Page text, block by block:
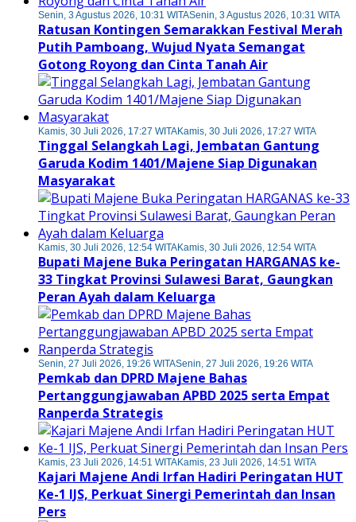
Senin, 3 Agustus 2026, 10:31 WITASenin, 3 Agustus 2026, 10:31 WITA
Ratusan Kontingen Semarakkan Festival Merah
Putih Pamboang, Wujud Nyata Semangat
Gotong Royong dan Cinta Tanah Air
Kamis, 30 Juli 2026, 17:27 WITAKamis, 30 Juli 2026, 17:27 WITA
Tinggal Selangkah Lagi, Jembatan Gantung
Garuda Kodim 1401/Majene Siap Digunakan
Masyarakat
Kamis, 30 Juli 2026, 12:54 WITAKamis, 30 Juli 2026, 12:54 WITA
Bupati Majene Buka Peringatan HARGANAS ke-
33 Tingkat Provinsi Sulawesi Barat, Gaungkan
Peran Ayah dalam Keluarga
Senin, 27 Juli 2026, 19:26 WITASenin, 27 Juli 2026, 19:26 WITA
Pemkab dan DPRD Majene Bahas
Pertanggungjawaban APBD 2025 serta Empat
Ranperda Strategis
Kamis, 23 Juli 2026, 14:51 WITAKamis, 23 Juli 2026, 14:51 WITA
Kajari Majene Andi Irfan Hadiri Peringatan HUT
Ke-1 IJS, Perkuat Sinergi Pemerintah dan Insan
Pers